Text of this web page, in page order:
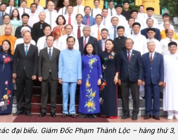
đại biểu. Giám Đốc Phạm Thành Lộc – hàng thứ